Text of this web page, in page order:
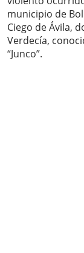
municipio de
Ciego de Ávila,
Verdecía,
“Junco”.